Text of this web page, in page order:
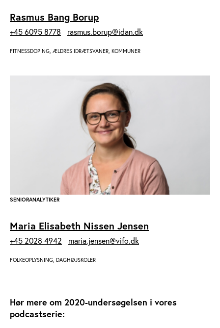
Rasmus Bang Borup
+45 6095 8778 rasmus.borup@idan.dk
FITNESSDOPING, ÆLDRES IDRÆTSVANER, KOMMUNER
SENIORANALYTIKER
Maria Elisabeth Nissen Jensen
+45 2028 4942 maria.jensen@vifo.dk
FOLKEOPLYSNING, DAGHØJSKOLER
Hør mere om 2020-undersøgelsen i vores
podcastserie: